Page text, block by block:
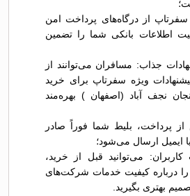
سفرتاپ از درگاه‌های پرداخت امن
اطلاعات بانکی شما را تضمین
جذاب: مسافران می‌توانند از
ویژه سفرتاپ برای خرید
بلیط ارزان اتوبوس زنجان نجف آباد (اصفهان ) بهره‌مند
پرداخت، بلیط شما فوراً صادر
ایمیل ارسال می‌شود؛
می‌توانید قبل از خرید،
درباره کیفیت خدمات شرکت‌های
بهتری بگیرید.